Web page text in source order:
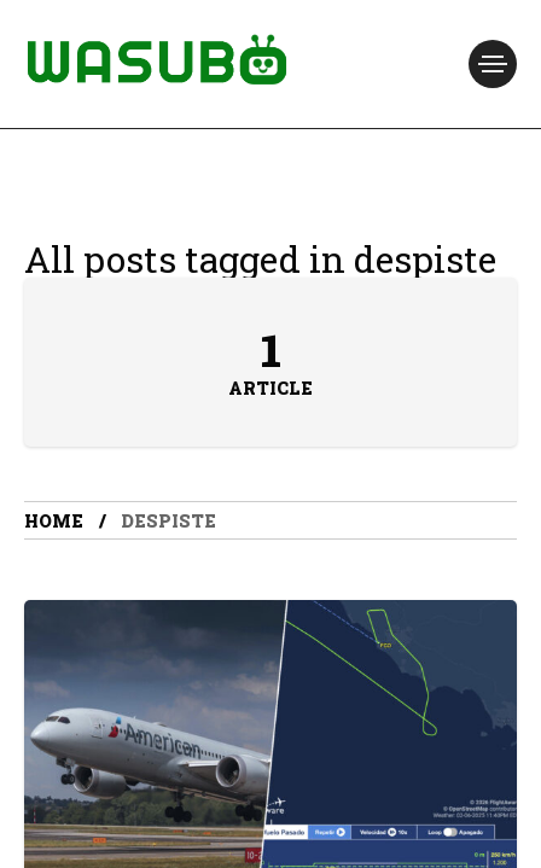
All posts tagged in despiste
1
ARTICLE
HOME DESPISTE